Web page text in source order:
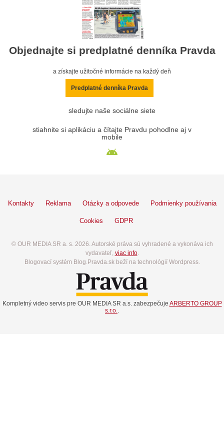
Objednajte si predplatné denníka Pravda
a získajte užitočné informácie na každý deň
Predplatné denníka Pravda
sledujte naše sociálne siete
stiahnite si aplikáciu a čítajte Pravdu pohodlne aj v
mobile
Kontakty Reklama Otázky a odpovede Podmienky používania
Cookies GDPR
© OUR MEDIA SR a. s. 2026. Autorské práva sú vyhradené a vykonáva ich
vydavateľ, viac info.
Blogovací systém Blog.Pravda.sk beží na technológií Wordpress.
Kompletný video servis pre OUR MEDIA SR a.s. zabezpečuje ARBERTO GROUP
s.r.o..